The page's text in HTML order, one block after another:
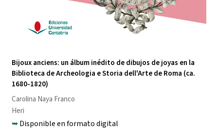
Bijoux anciens: un álbum inédito de dibujos de joyas en la
Biblioteca de Archeologia e Storia dell'Arte de Roma (ca.
1680-1820)
Carolina Naya Franco
Heri
➥Disponible en formato digital